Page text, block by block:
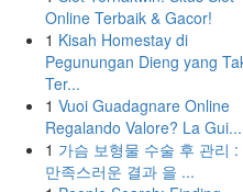
Online Terbaik & Gacor!
1 Kisah Homestay di
Pegunungan Dieng yang
Ter...
1 Vuoi Guadagnare Online
Regalando Valore? La Gui...
1 가슴 보형물 수술 후 관리 :
만족스러운 결과 을 ...